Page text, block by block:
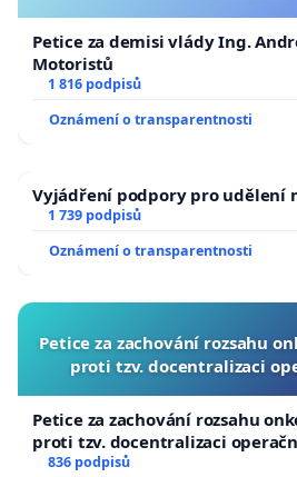
Petice za demisi vlády Ing.
Motoristů
1 816 podpisů
Oznámení o transparentnosti
Vyjádření podpory pro udělení
1 739 podpisů
Oznámení o transparentnosti
Petice za zachování rozsahu
proti tzv. docentralizaci
Petice za zachování rozsahu
proti tzv. docentralizaci
836 podpisů